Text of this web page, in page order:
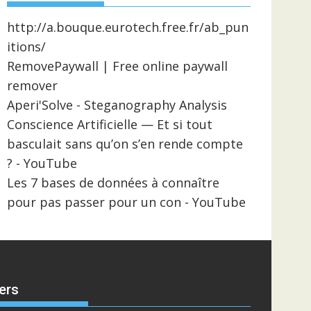
http://a.bouque.eurotech.free.fr/ab_pun
itions/
RemovePaywall | Free online paywall
remover
Aperi'Solve - Steganography Analysis
Conscience Artificielle — Et si tout
basculait sans qu’on s’en rende compte
? - YouTube
Les 7 bases de données à connaître
pour pas passer pour un con - YouTube